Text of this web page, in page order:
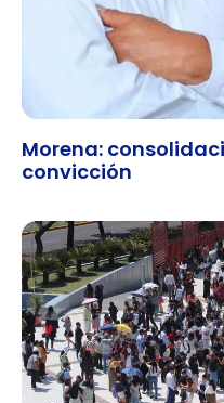
Morena:
convicción